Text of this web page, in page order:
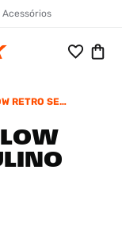
Acessórios
RETRO SE